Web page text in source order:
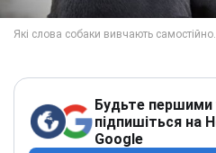
Будьте першими
підпишіться на
Google